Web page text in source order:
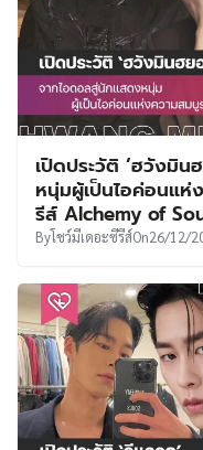
เปิดประวัติ ‘ฮวังมิ
หนุ่มผู้เป็นไอค่อนแห่
รีส์ Alchemy of
Byโชว์มีเดอะซีรีส์On26/12/